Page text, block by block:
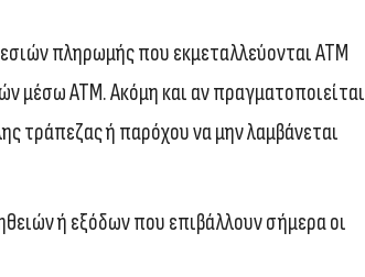
πληρωμής που εκμεταλλεύονται ΑΤΜ
μέσω ΑΤΜ. Ακόμη και αν πραγματοποιείται
τράπεζας ή παρόχου να μην λαμβάνεται
ή εξόδων που επιβάλλουν σήμερα οι